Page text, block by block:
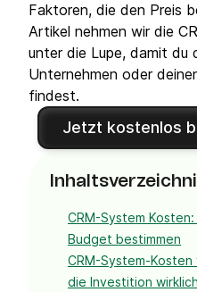
Faktoren, die den Preis
Artikel nehmen wir die
unter die Lupe, damit du
Unternehmen oder
findest.
Jetzt kostenlos
CRM-System
Budget bestimmen
CRM-System-
die Investition